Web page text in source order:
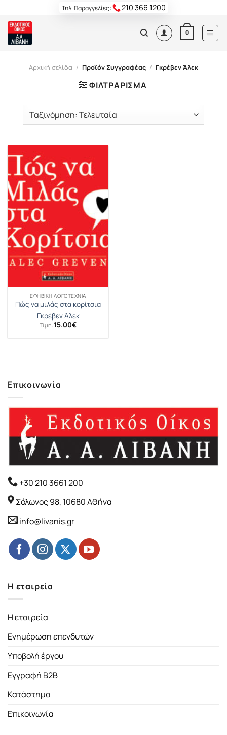
content
Τηλ. Παραγγελίες: 210 366 1200
0
Αρχική σελίδα / Προϊόν Συγγραφέας / Γκρέβεν Άλεκ
ΦΙΛΤΡΆΡΙΣΜΑ
ΕΦΗΒΙΚΉ ΛΟΓΟΤΕΧΝΊΑ
Πώς να μιλάς στα κορίτσια
Γκρέβεν Άλεκ
Τιμή: 15.00€
Επικοινωνία
+30 210 3661 200
Σόλωνος 98, 10680 Αθήνα
info@livanis.gr
Η εταιρεία
Η εταιρεία
Ενημέρωση επενδυτών
Υποβολή έργου
Εγγραφή B2B
Κατάστημα
Επικοινωνία